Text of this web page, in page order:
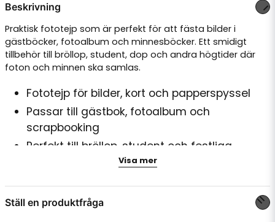
Beskrivning
Praktisk fototejp som är perfekt för att fästa bilder i
gästböcker, fotoalbum och minnesböcker. Ett smidigt
tillbehör till bröllop, student, dop och andra högtider där
foton och minnen ska samlas.
Fototejp för bilder, kort och papperspyssel
Passar till gästbok, fotoalbum och
scrapbooking
Perfekt till bröllop, student och festliga
Längd: 20 m
Visa mer
Ställ en produktfråga